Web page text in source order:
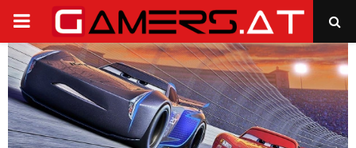
PRIMARY
MENU